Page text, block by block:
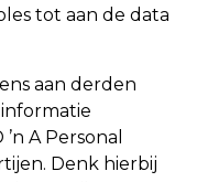
tot aan de data
aan derden
A Personal
Denk hierbij